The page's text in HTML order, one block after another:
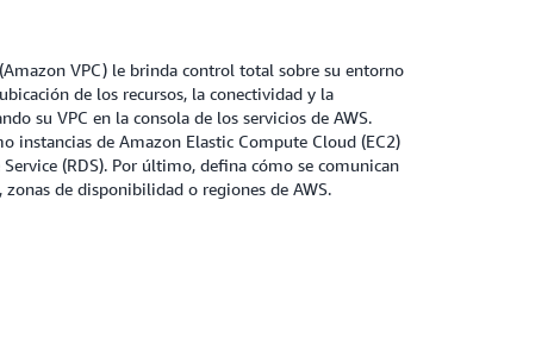
VPC) le brinda control total sobre su entorno
de los recursos, la conectividad y la
su VPC en la consola de los servicios de AWS.
instancias de Amazon Elastic Compute Cloud (EC2)
(RDS). Por último, defina cómo se comunican
zonas de disponibilidad o regiones de AWS.